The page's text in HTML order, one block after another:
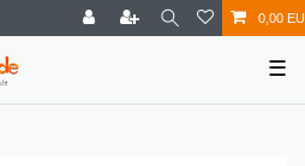
0,00
☰